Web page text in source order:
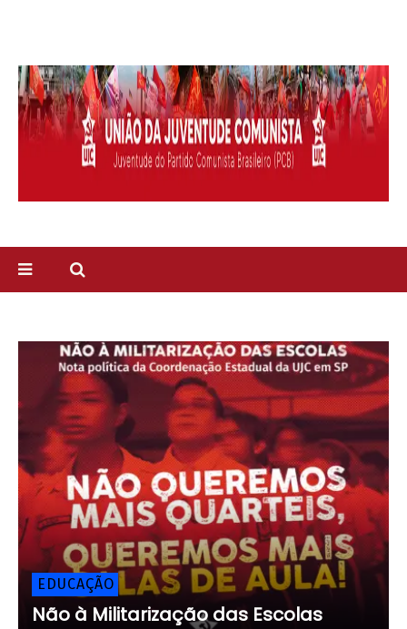
EDUCAÇÃO
Não à Militarização das Escolas